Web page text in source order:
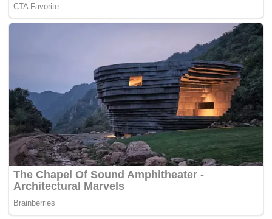
analisis sebelumnya, tetapi 1.57km persegi lagi data yang
hilang telah dikenal pasti dalam semakan baru.
Laman web berita penerbangan Airline Ratings memetik
jurutera aeroangkasa British Richard Godfrey berkata
“pencarian sebelum ini pada dasarnya telah melangkau
sebahagian besar kawasan carian kerana penggunaan
peralatan dengan prestasi (resolusi) yang tidak mencukupi
untuk mencari sasaran.
“MH370 boleh saja terperangkap di salah satu kawasan
yang tidak belum benar-benar dicari ini.”
Sebagai perbandingan, kawasan 17,000km persegi yang
diminta untuk semakan adalah lebih besar daripada saiz